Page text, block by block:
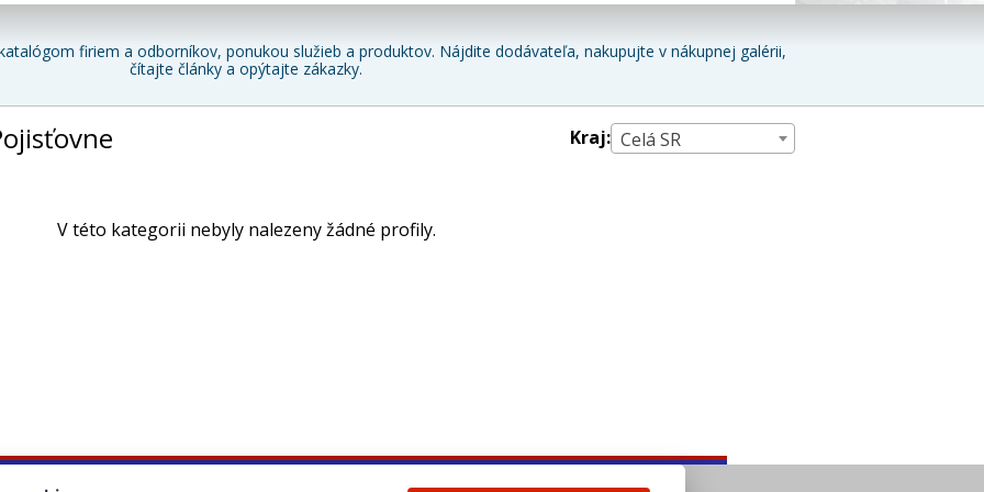
firiem a odborníkov, ponukou služieb a produktov. Nájdite dodávateľa, nakupujte v nákupnej galérii,
čítajte články a opýtajte zákazky.
Kraj: Celá SR
V této kategorii nebyly nalezeny žádné profily.